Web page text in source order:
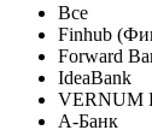
Все
Finhub
Forward
IdeaBank
VERNUM
А-Банк